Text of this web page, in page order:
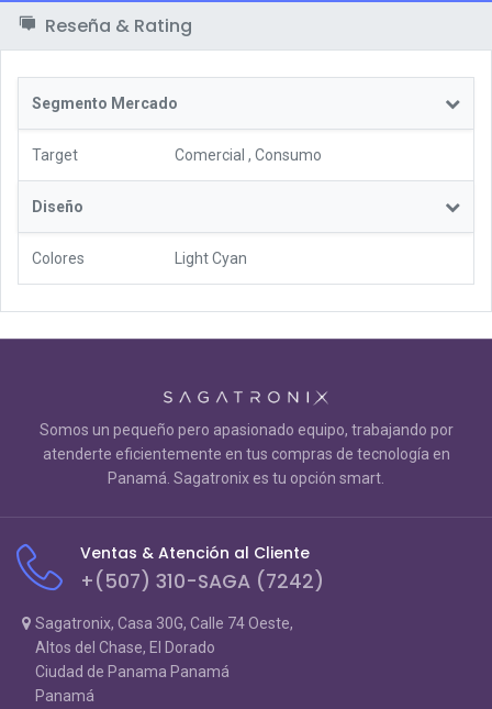
Reseña & Rating
Segmento Mercado
Target Comercial , Consumo
Diseño
Colores Light Cyan
Somos un pequeño pero apasionado equipo, trabajando por
atenderte eficientemente en tus compras de tecnología en
Panamá. Sagatronix es tu opción smart.
Ventas & Atención al Cliente
+(507) 310-SAGA (7242)
Sagatronix, Casa 30G, Calle 74 Oeste,
Altos del Chase, El Dorado
Ciudad de Panama Panamá
Panamá